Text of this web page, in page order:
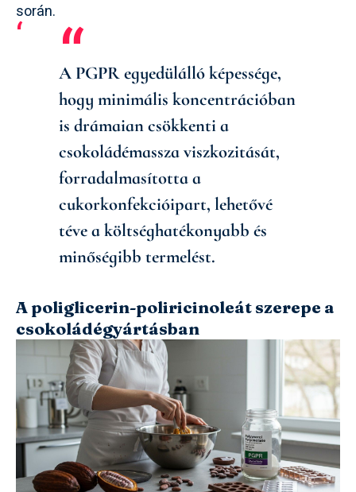
során.
A PGPR egyedülálló képessége,
hogy minimális koncentrációban
is drámaian csökkenti a
csokoládémassza viszkozitását,
forradalmasította a
cukorkonfekcióipart, lehetővé
téve a költséghatékonyabb és
minőségibb termelést.
A poliglicerin-poliricinoleát szerepe a
csokoládégyártásban